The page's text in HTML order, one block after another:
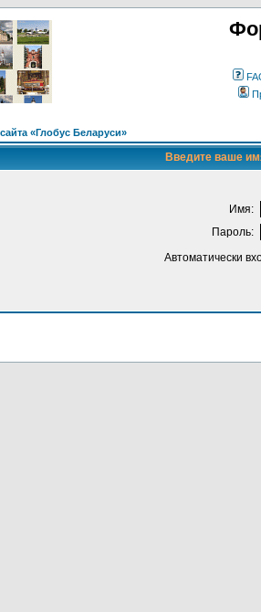
«Глобус Беларуси»
Введите ваше
Имя:
Пароль:
Автоматически